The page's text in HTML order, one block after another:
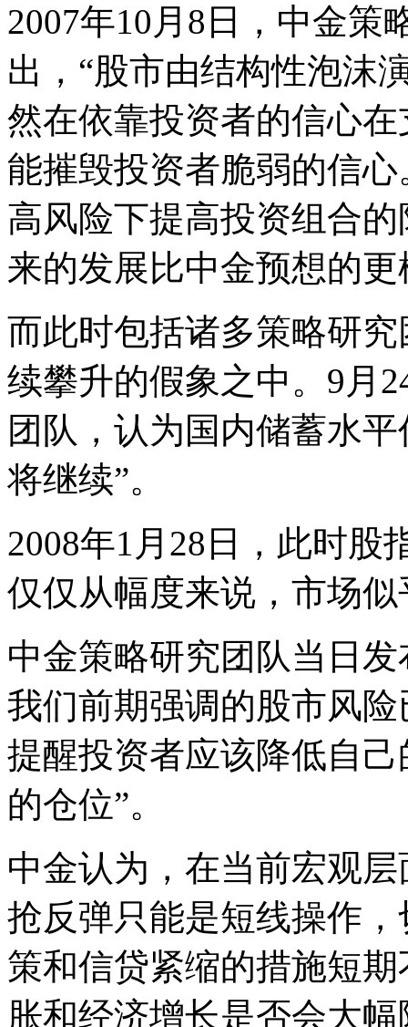
2007年10月8日，中金策
出，“股市由结构性泡沫
然在依靠投资者的信心
能摧毁投资者脆弱的信
高风险下提高投资组合
来的发展比中金预想的更
而此时包括诸多策略研
续攀升的假象之中。9月
团队，认为国内储蓄水
将继续”。
2008年1月28日，此时股
仅仅从幅度来说，市场
中金策略研究团队当日
我们前期强调的股市风
提醒投资者应该降低自
的仓位”。
中金认为，在当前宏观
抢反弹只能是短线操作
策和信贷紧缩的措施短
胀和经济增长是否会大